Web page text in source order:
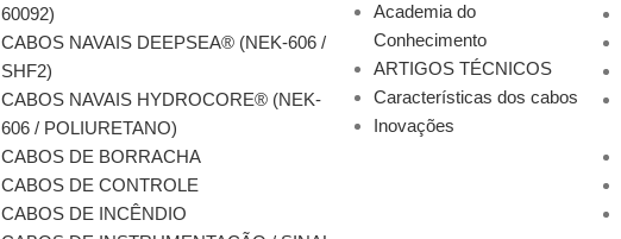
60092)
CABOS NAVAIS DEEPSEA® (NEK-606 /
SHF2)
CABOS NAVAIS HYDROCORE® (NEK-
606 / POLIURETANO)
CABOS DE BORRACHA
CABOS DE CONTROLE
CABOS DE INCÊNDIO
Academia do
Conhecimento
ARTIGOS TÉCNICOS
Características dos cabos
Inovações